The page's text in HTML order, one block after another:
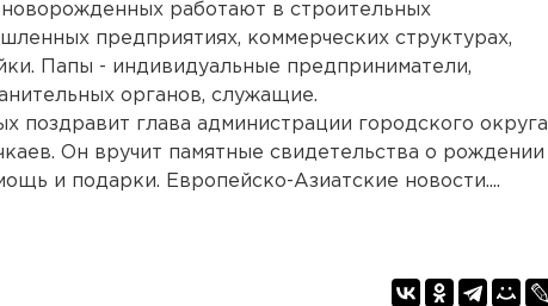
работают в строительных
предприятиях, коммерческих структурах,
Папы - индивидуальные предприниматели,
органов, служащие.
поздравит глава администрации городского округа
Он вручит памятные свидетельства о рождении
и подарки. Европейско-Азиатские новости....